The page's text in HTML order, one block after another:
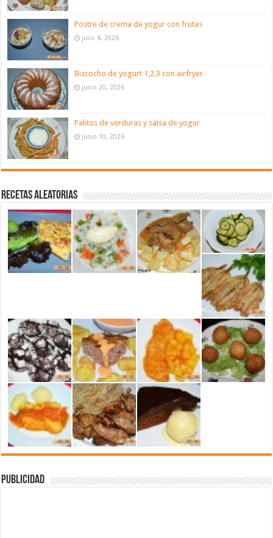
Postre de crema de yogur con frutas
julio 4, 2026
Bizcocho de yogurt 1,2,3 con airfryer
junio 20, 2026
Palitos de verduras y salsa de yogur
junio 10, 2026
Recetas aleatorias
Publicidad